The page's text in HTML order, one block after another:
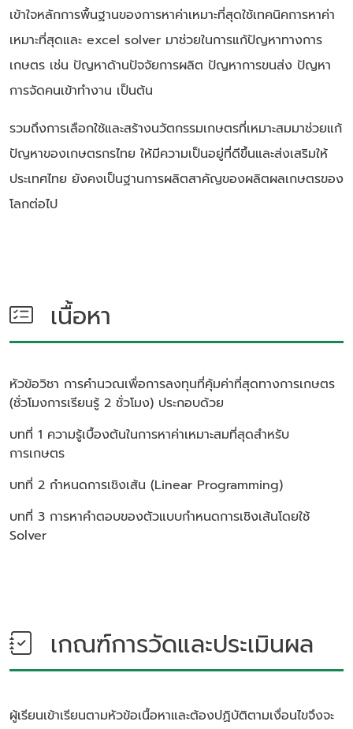
เข้าใจหลักการพื้นฐานของการหาค่าเหมาะที่สุดใช้เทคนิคการหาค่า
เหมาะที่สุดและ excel solver มาช่วยในการแก้ปัญหาทางการ
เกษตร เช่น ปัญหาด้านปัจจัยการผลิต ปัญหาการขนส่ง ปัญหา
การจัดคนเข้าทำงาน เป็นต้น
รวมถึงการเลือกใช้และสร้างนวัตกรรมเกษตรที่เหมาะสมมาช่วยแก้
ปัญหาของเกษตรกรไทย ให้มีความเป็นอยู่ที่ดีขึ้นและส่งเสริมให้
ประเทศไทย ยังคงเป็นฐานการผลิตสาคัญของผลิตผลเกษตรของ
โลกต่อไป
เนื้อหา
หัวข้อวิชา การคำนวณเพื่อการลงทุนที่คุ้มค่าที่สุดทางการเกษตร
(ชั่วโมงการเรียนรู้ 2 ชั่วโมง) ประกอบด้วย
บทที่ 1 ความรู้เบื้องต้นในการหาค่าเหมาะสมที่สุดสำหรับ
การเกษตร
บทที่ 2 กำหนดการเชิงเส้น (Linear Programming)
บทที่ 3 การหาคำตอบของตัวแบบกำหนดการเชิงเส้นโดยใช้
Solver
เกณฑ์การวัดและประเมินผล
ผู้เรียนเข้าเรียนตามหัวข้อเนื้อหาและต้องปฏิบัติตามเงื่อนไขจึงจะ